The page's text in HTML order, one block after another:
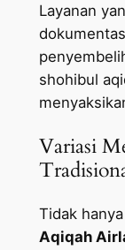
Layanan
shohibul
Variasi
Tidak
Aqiqah